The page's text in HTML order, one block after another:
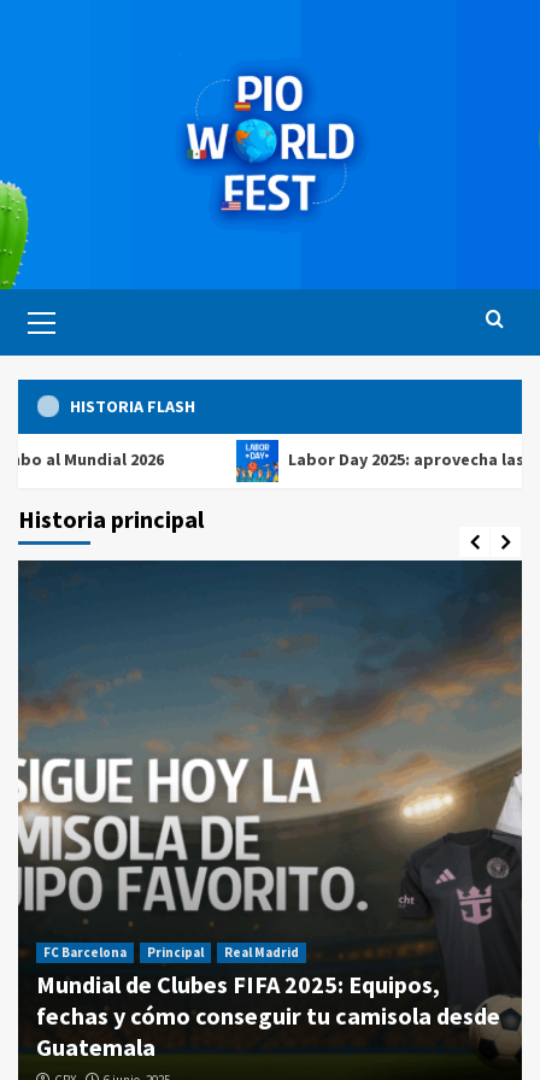
principal
HISTORIA FLASH
2026 Labor Day 2025: aprovecha las
Historia principal
FC Barcelona Principal Real Madrid
Mundial de Clubes FIFA 2025: Equipos,
fechas y cómo conseguir tu camisola desde
Guatemala